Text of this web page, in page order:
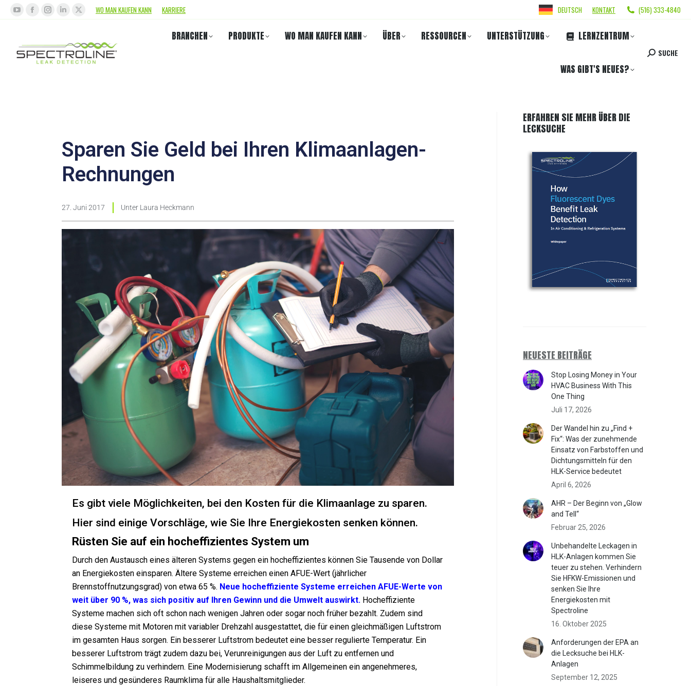
WO MAN KAUFEN KANN KARRIERE DEUTSCH KONTAKT (516) 333-4840
BRANCHEN PRODUKTE WO MAN KAUFEN KANN ÜBER RESSOURCEN UNTERSTÜTZUNG LERNZENTRUM
WAS GIBT'S NEUES?
SUCHE
Sparen Sie Geld bei Ihren Klimaanlagen-
Rechnungen
27. Juni 2017 Unter Laura Heckmann
Es gibt viele Möglichkeiten, bei den Kosten für die Klimaanlage zu sparen.
Hier sind einige Vorschläge, wie Sie Ihre Energiekosten senken können.
Rüsten Sie auf ein hocheffizientes System um
Durch den Austausch eines älteren Systems gegen ein hocheffizientes können Sie Tausende von Dollar
an Energiekosten einsparen. Ältere Systeme erreichen einen AFUE-Wert (jährlicher
Brennstoffnutzungsgrad) von etwa 65 %. Neue hocheffiziente Systeme erreichen AFUE-Werte von
weit über 90 %, was sich positiv auf Ihren Gewinn und die Umwelt auswirkt. Hocheffiziente
Systeme machen sich oft schon nach wenigen Jahren oder sogar noch früher bezahlt. Zudem sind
diese Systeme mit Motoren mit variabler Drehzahl ausgestattet, die für einen gleichmäßigen Luftstrom
im gesamten Haus sorgen. Ein besserer Luftstrom bedeutet eine besser regulierte Temperatur. Ein
besserer Luftstrom trägt zudem dazu bei, Verunreinigungen aus der Luft zu entfernen und
Schimmelbildung zu verhindern. Eine Modernisierung schafft im Allgemeinen ein angenehmeres,
leiseres und gesünderes Raumklima für alle Haushaltsmitglieder.
ERFAHREN SIE MEHR ÜBER DIE
LECKSUCHE
NEUESTE BEITRÄGE
Stop Losing Money in Your
HVAC Business With This
One Thing
Juli 17, 2026
Der Wandel hin zu „Find +
Fix“: Was der zunehmende
Einsatz von Farbstoffen und
Dichtungsmitteln für den
HLK-Service bedeutet
April 6, 2026
AHR – Der Beginn von „Glow
and Tell“
Februar 25, 2026
Unbehandelte Leckagen in
HLK-Anlagen kommen Sie
teuer zu stehen. Verhindern
Sie HFKW-Emissionen und
senken Sie Ihre
Energiekosten mit
Spectroline
16. Oktober 2025
Anforderungen der EPA an
die Lecksuche bei HLK-
Anlagen
September 12, 2025